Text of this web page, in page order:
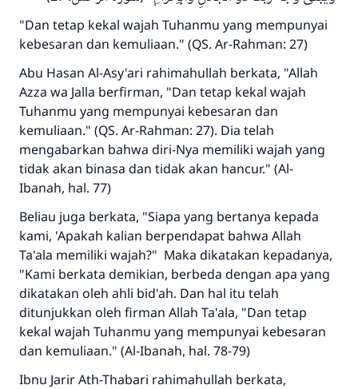
"Dan tetap kekal wajah Tuhanmu yang mempunyai
kebesaran dan kemuliaan." (QS. Ar-Rahman: 27)
Abu Hasan Al-Asy'ari rahimahullah berkata, "Allah
Azza wa Jalla berfirman, "Dan tetap kekal wajah
Tuhanmu yang mempunyai kebesaran dan
kemuliaan." (QS. Ar-Rahman: 27). Dia telah
mengabarkan bahwa diri-Nya memiliki wajah yang
tidak akan binasa dan tidak akan hancur." (Al-
Ibanah, hal. 77)
Beliau juga berkata, "Siapa yang bertanya kepada
kami, 'Apakah kalian berpendapat bahwa Allah
Ta'ala memiliki wajah?" Maka dikatakan kepadanya,
"Kami berkata demikian, berbeda dengan apa yang
dikatakan oleh ahli bid'ah. Dan hal itu telah
ditunjukkan oleh firman Allah Ta'ala, "Dan tetap
kekal wajah Tuhanmu yang mempunyai kebesaran
dan kemuliaan." (Al-Ibanah, hal. 78-79)
Ibnu Jarir Ath-Thabari rahimahullah berkata,